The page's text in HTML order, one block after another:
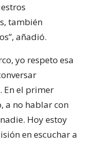
también
añadió.
yo respeto esa
En el primer
a no hablar con
Hoy estoy
en escuchar a